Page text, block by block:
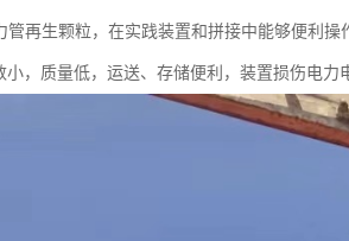
再生颗粒，在实践装置和拼接中能够便利操
，质量低，运送、存储便利，装置损伤电力